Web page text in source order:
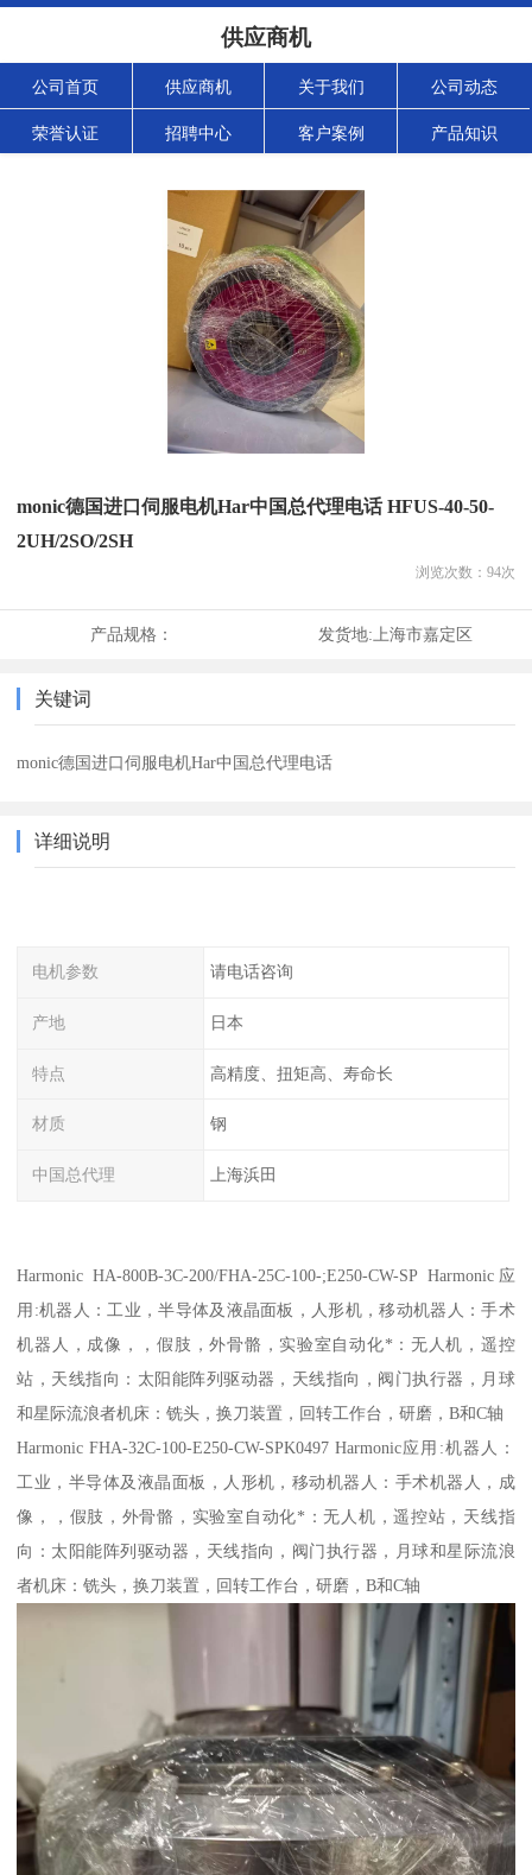
供应商机
公司首页 供应商机 关于我们 公司动态
荣誉认证 招聘中心 客户案例 产品知识
monic德国进口伺服电机Har中国总代理电话 HFUS-40-50-
2UH/2SO/2SH
浏览次数： 94次
产品规格： 发货地: 上海市嘉定区
关键词
monic德国进口伺服电机Har中国总代理电话
详细说明
电机参数 请电话咨询
产地 日本
特点 高精度、扭矩高、寿命长
材质 钢
中国总代理 上海浜田
Harmonic HA-800B-3C-200/FHA-25C-100-;E250-CW-SP Harmonic应
用:机器人：工业，半导体及液晶面板，人形机，移动机器人：手术
机器人，成像，，假肢，外骨骼，实验室自动化*：无人机，遥控
站，天线指向：太阳能阵列驱动器，天线指向，阀门执行器，月球
和星际流浪者机床：铣头，换刀装置，回转工作台，研磨，B和C轴
Harmonic FHA-32C-100-E250-CW-SPK0497 Harmonic应用:机器人：
工业，半导体及液晶面板，人形机，移动机器人：手术机器人，成
像，，假肢，外骨骼，实验室自动化*：无人机，遥控站，天线指
向：太阳能阵列驱动器，天线指向，阀门执行器，月球和星际流浪
者机床：铣头，换刀装置，回转工作台，研磨，B和C轴